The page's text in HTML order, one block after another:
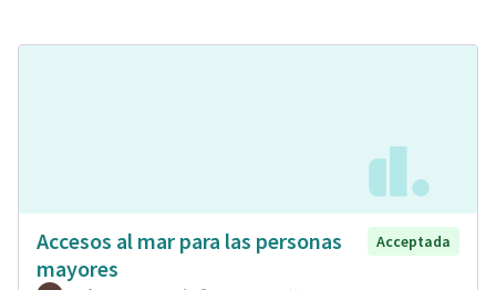
Accesos al mar para las personas
mayores
Acceptada